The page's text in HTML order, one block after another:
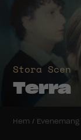
Stora Scen
Terra
Hem / Evenemang